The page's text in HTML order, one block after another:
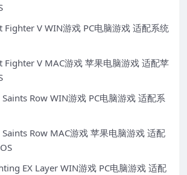
Fighter V WIN游戏 PC电脑游戏 适配系统
Fighter V MAC游戏 苹果电脑游戏 适配苹
Row WIN游戏 PC电脑游戏 适配系
Row MAC游戏 苹果电脑游戏 适配
EX Layer WIN游戏 PC电脑游戏 适配